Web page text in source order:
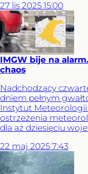
27 lis 2025 15:00
IMGW bije na
chaos
Nadchodzący
dniem pełnym
Instytut Meteorologii
ostrzeżenia
dla aż dziesięciu
22 maj 2025 7:43